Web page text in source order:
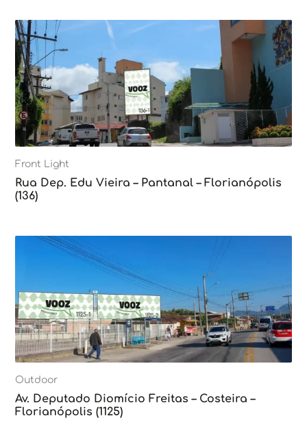
Front Light
Rua Dep. Edu Vieira – Pantanal – Florianópolis
(136)
Outdoor
Av. Deputado Diomício Freitas – Costeira –
Florianópolis (1125)